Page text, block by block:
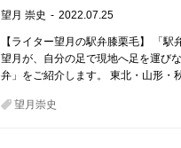
望月 崇史 2022.07.25
【ライター望月の駅弁膝栗毛】 「
望月が、自分の足で現地へ足を運び
弁」をご紹介します。 東北・山形
望月崇史